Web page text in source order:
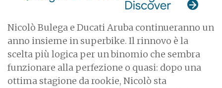
Nicolò Bulega e Ducati Aruba continueranno un
anno insieme in superbike. Il rinnovo è la
scelta più logica per un binomio che sembra
funzionare alla perfezione o quasi: dopo una
ottima stagione da rookie, Nicolò sta